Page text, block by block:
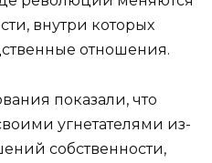
внутри которых
отношения.
показали, что
угнетателями из-
собственности,